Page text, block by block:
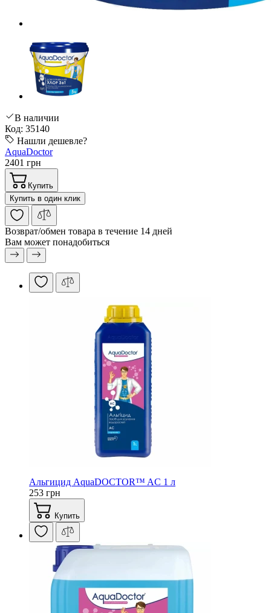
В наличии
Код: 35140
Нашли дешевле?
AquaDoctor
2401 грн
Купить
Купить в один клик
Возврат/обмен товара в течение 14 дней
Вам может понадобиться
Альгицид AquaDOCTOR™ AC 1 л
253 грн
Купить